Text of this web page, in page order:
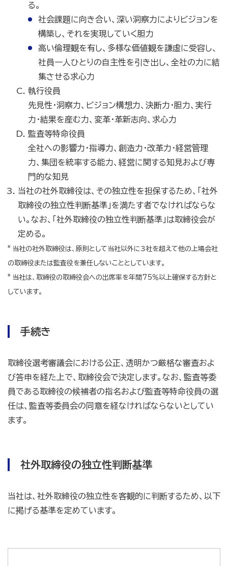
る。
社会課題に向き合い、深い洞察力によりビジョンを
構築し、それを実現していく胆力
高い倫理観を有し、多様な価値観を謙虚に受容し、
社員一人ひとりの自主性を引き出し、全社の力に結
集させる求心力
執行役員
先見性・洞察力、ビジョン構想力、決断力・胆力、実行
力・結果を産む力、変革・革新志向、求心力
監査等特命役員
全社への影響力・指導力、創造力・改革力・経営管理
力、集団を統率する能力、経営に関する知見および専
門的な知見
当社の社外取締役は、その独立性を担保するため、「社外
取締役の独立性判断基準」を満たす者でなければならな
い。なお、「社外取締役の独立性判断基準」は取締役会が
定める。
* 当社の社外取締役は、原則として当社以外に３社を超えて他の上場会社
の取締役または監査役を兼任しないこととしています。
* 当社は、取締役の取締役会への出席率を年間75％以上確保する方針と
しています。
手続き
取締役選考審議会における公正、透明かつ厳格な審査およ
び答申を経た上で、取締役会で決定します。なお、監査等委
員である取締役の候補者の指名および監査等特命役員の選
任は、監査等委員会の同意を経なければならないとしてい
ます。
社外取締役の独立性判断基準
当社は、社外取締役の独立性を客観的に判断するため、以下
に掲げる基準を定めています。